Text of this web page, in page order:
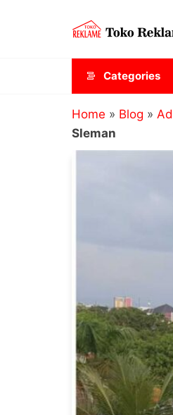
Categories
Home » Blog »
Sleman